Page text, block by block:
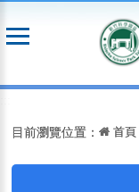
到
目前瀏覽位置： 首頁